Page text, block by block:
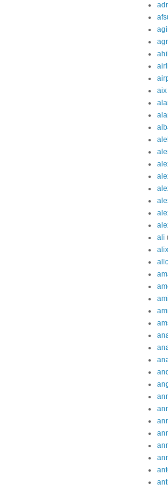
aix
ali
alix